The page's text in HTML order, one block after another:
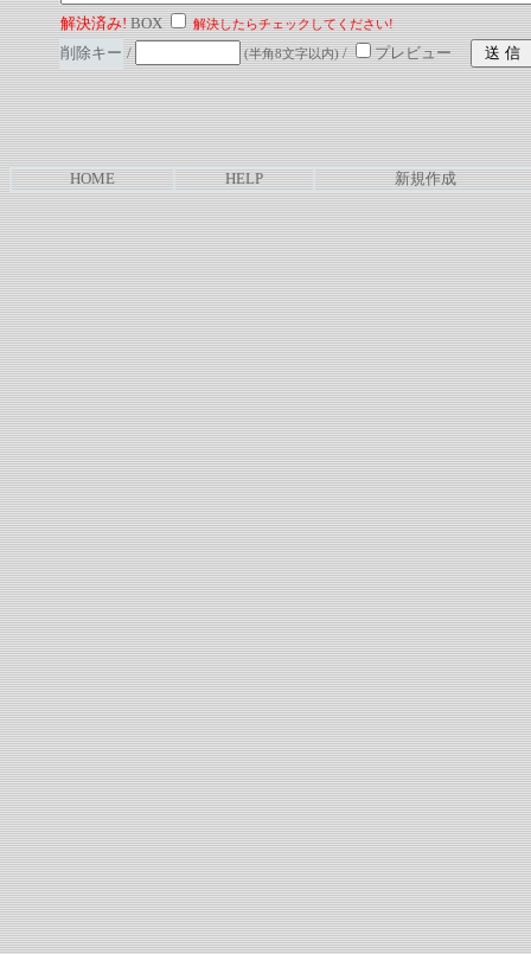
解決済み!BOX 解決したらチェックしてください!
削除キー / (半角8文字以内)/ プレビュー
HOME HELP 新規作成